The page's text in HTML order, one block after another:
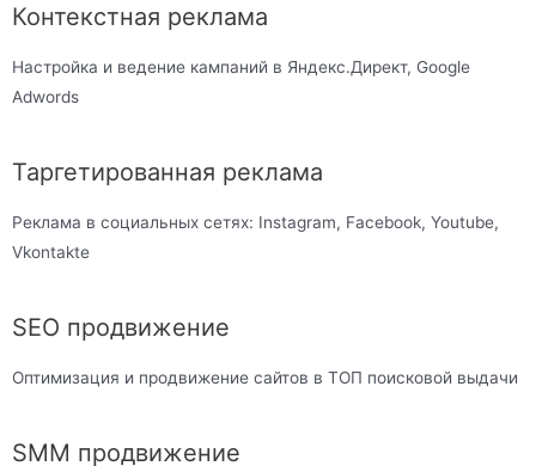
Контекстная реклама
Настройка и ведение кампаний в Яндекс.Директ, Google
Adwords
Таргетированная реклама
Реклама в социальных сетях: Instagram, Facebook, Youtube,
Vkontakte
SEO продвижение
Оптимизация и продвижение сайтов в ТОП поисковой выдачи
SMM продвижение